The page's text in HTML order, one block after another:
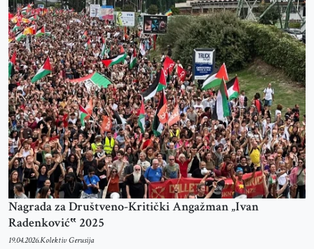
Nagrada za Društveno-Kritički Angažman „Ivan
Radenković‟ 2025
19.04.2026.Kolektiv Gerusija